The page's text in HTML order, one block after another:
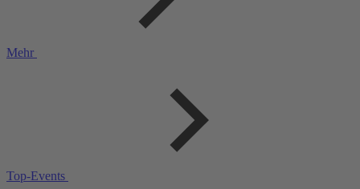
Mehr
Top-Events